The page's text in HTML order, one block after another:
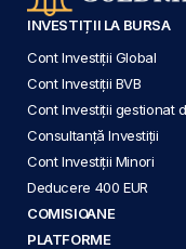
INVESTIȚII LA BURSA
Cont Investiții Global
Cont Investiții BVB
Cont Investiții gestionat
Consultanță Investiții
Cont Investiții Minori
Deducere 400 EUR
COMISIOANE
PLATFORME